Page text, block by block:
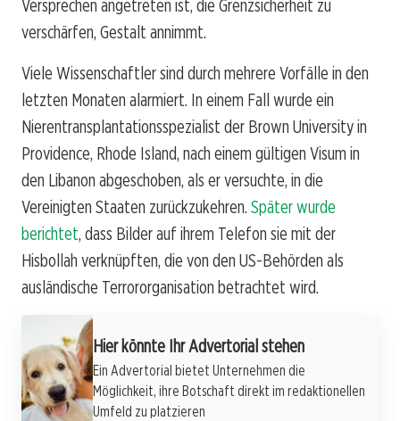
Versprechen angetreten ist, die Grenzsicherheit zu
verschärfen, Gestalt annimmt.
Viele Wissenschaftler sind durch mehrere Vorfälle in den
letzten Monaten alarmiert. In einem Fall wurde ein
Nierentransplantationsspezialist der Brown University in
Providence, Rhode Island, nach einem gültigen Visum in
den Libanon abgeschoben, als er versuchte, in die
Vereinigten Staaten zurückzukehren. Später wurde
berichtet, dass Bilder auf ihrem Telefon sie mit der
Hisbollah verknüpften, die von den US-Behörden als
ausländische Terrororganisation betrachtet wird.
Hier könnte Ihr Advertorial stehen
Ein Advertorial bietet Unternehmen die
Möglichkeit, ihre Botschaft direkt im redaktionellen
Umfeld zu platzieren